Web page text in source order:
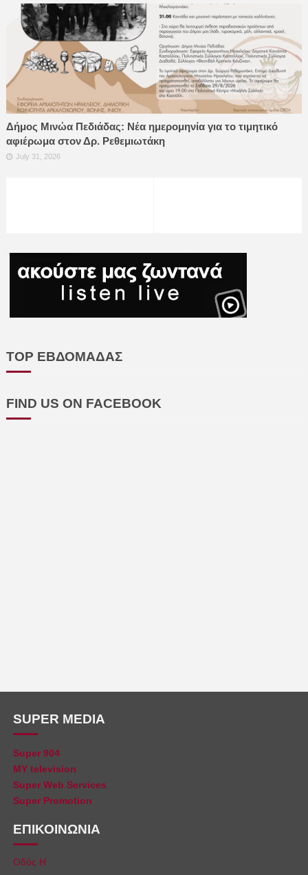
Δήμος Μινώα Πεδιάδας: Νέα ημερομηνία για το τιμητικό
αφιέρωμα στον Δρ. Ρεθεμιωτάκη
July 31, 2026
TOP ΕΒΔΟΜΑΔΑΣ
FIND US ON FACEBOOK
SUPER MEDIA
Super 904
MY television
Super Web Services
Super Promotion
ΕΠΙΚΟΙΝΩΝΙΑ
Οδός Η